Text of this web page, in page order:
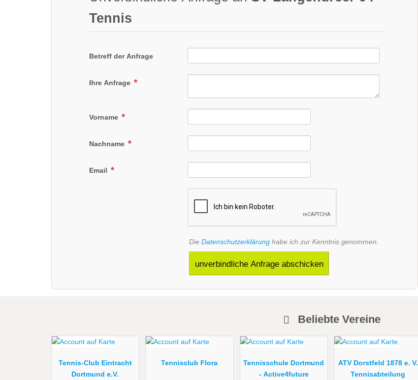
Tennis
Betreff der Anfrage
Ihre Anfrage
Vorname
Nachname
Email
DieDatenschutzerklärung habe ich zur Kenntnis genommen.
unverbindliche Anfrage abschicken
Beliebte Vereine
Tennis-Club Eintracht
Dortmund e.V.
Tennisclub Flora
Tennisschule Dortmund
- Active4future
ATV Dorstfeld 1878 e. V.
Tennisabteilung